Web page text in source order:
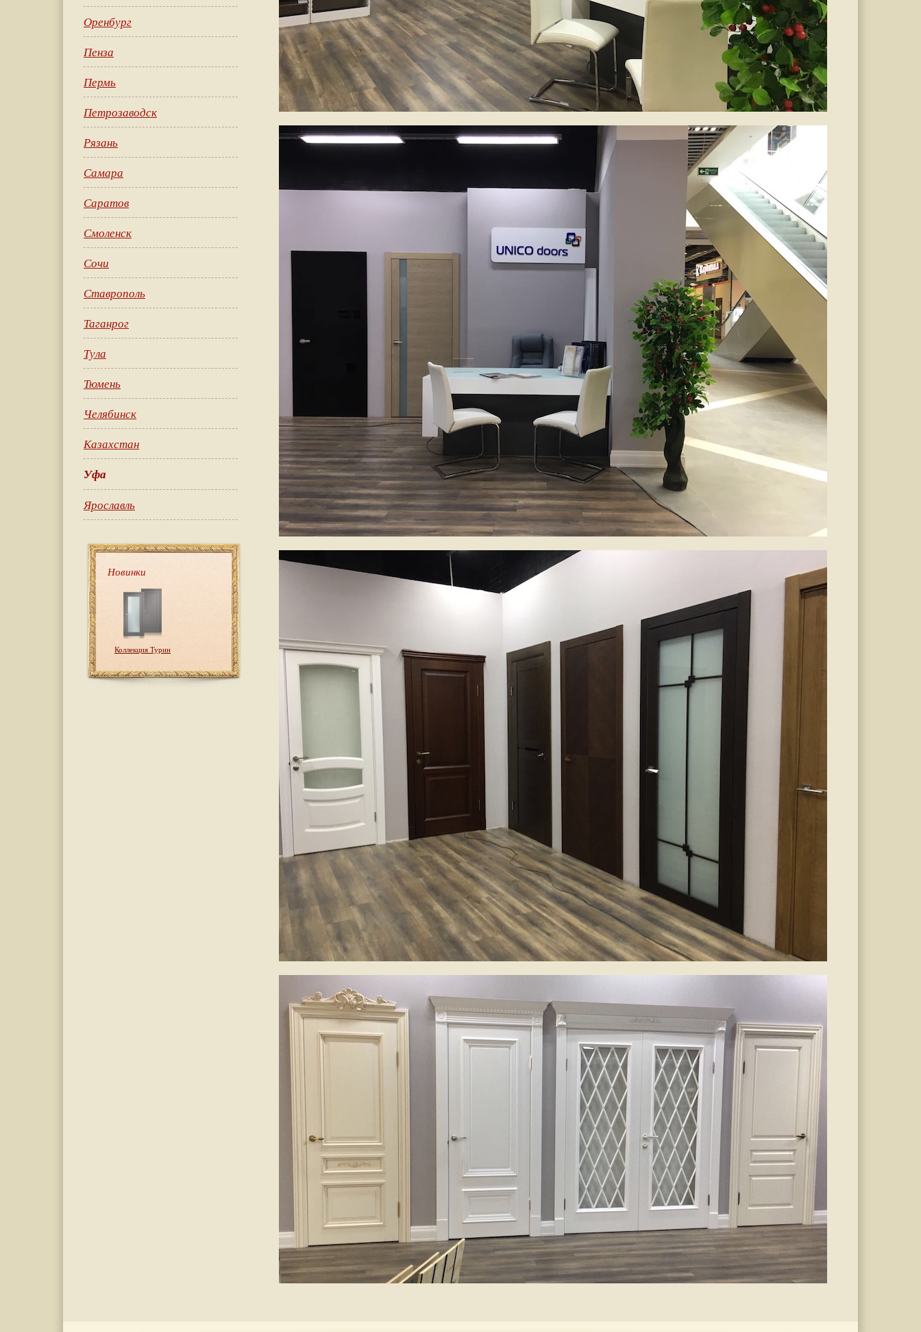
Оренбург
Пенза
Пермь
Петрозаводск
Рязань
Самара
Саратов
Смоленск
Сочи
Ставрополь
Таганрог
Тула
Тюмень
Челябинск
Казахстан
Уфа
Ярославль
Новинки
Коллекция Турин